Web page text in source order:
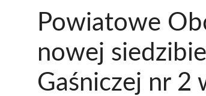
Powiatowe
nowej
Gaśniczej nr 2